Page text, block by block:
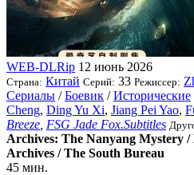
WEB-DLRip 12 июнь 2026
Страна: Китай Серий: 33 Режиссер:
Сериалы /Боевик /Исторические
Cheng, Ding Yu Xi, Jiang Pei Yao,
Breeze FSG Jade Fox.Subtitles
Archives: The Nanyang Mystery
Archives / The South Bureau
45 мин.